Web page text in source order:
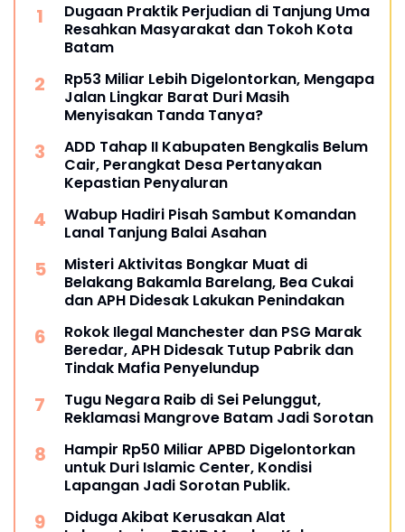
Dugaan Praktik Perjudian di Tanjung Uma
Resahkan Masyarakat dan Tokoh Kota
Batam
Rp53 Miliar Lebih Digelontorkan, Mengapa
Jalan Lingkar Barat Duri Masih
Menyisakan Tanda Tanya?
ADD Tahap II Kabupaten Bengkalis Belum
Cair, Perangkat Desa Pertanyakan
Kepastian Penyaluran
Wabup Hadiri Pisah Sambut Komandan
Lanal Tanjung Balai Asahan
Misteri Aktivitas Bongkar Muat di
Belakang Bakamla Barelang, Bea Cukai
dan APH Didesak Lakukan Penindakan
Rokok Ilegal Manchester dan PSG Marak
Beredar, APH Didesak Tutup Pabrik dan
Tindak Mafia Penyelundup
Tugu Negara Raib di Sei Pelunggut,
Reklamasi Mangrove Batam Jadi Sorotan
Hampir Rp50 Miliar APBD Digelontorkan
untuk Duri Islamic Center, Kondisi
Lapangan Jadi Sorotan Publik.
Diduga Akibat Kerusakan Alat